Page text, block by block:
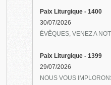
Paix Liturgique - 1400
30/07/2026
ÉVÊQUES, VENEZ A
Paix Liturgique - 1399
29/07/2026
NOUS VOUS